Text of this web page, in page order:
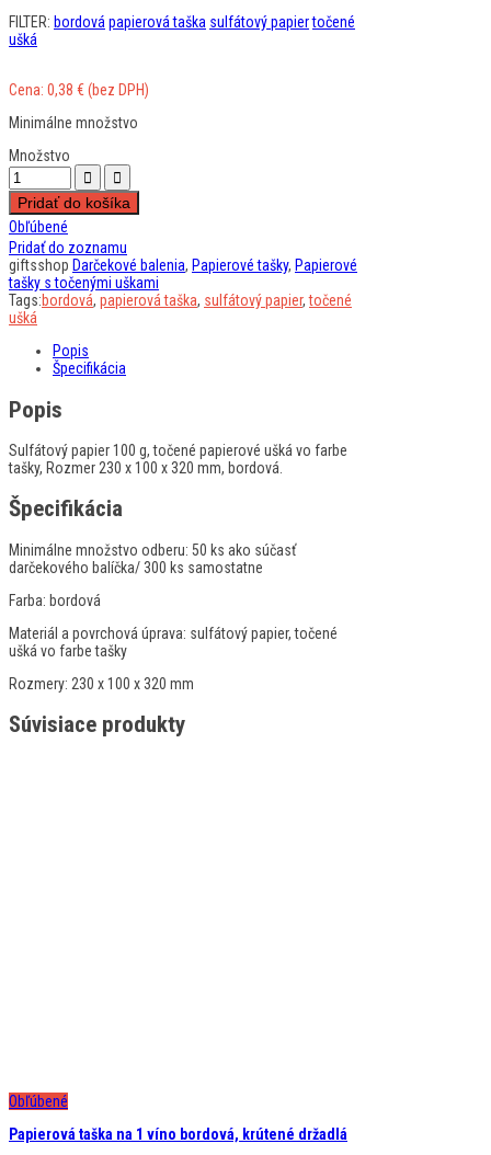
FILTER: bordová papierová taška sulfátový papiertočené
ušká
Cena: 0,38 €(bez DPH)
Minimálne množstvo
Množstvo
Pridať do košíka
Obľúbené
Pridať do zoznamu
giftsshop Darčekové balenia, Papierové tašky, Papierové
tašky s točenými uškami
Tags:bordová, papierová taška, sulfátový papier,točené
ušká
Popis
Špecifikácia
Popis
Sulfátový papier 100 g, točené papierové ušká vo farbe
tašky, Rozmer 230 x 100 x 320 mm, bordová.
Špecifikácia
Minimálne množstvo odberu: 50 ks ako súčasť
darčekového balíčka/ 300 ks samostatne
Farba: bordová
Materiál a povrchová úprava: sulfátový papier, točené
ušká vo farbe tašky
Rozmery: 230 x 100 x 320 mm
Súvisiace produkty
Obľúbené
Papierová taška na 1 víno bordová, krútené držadlá